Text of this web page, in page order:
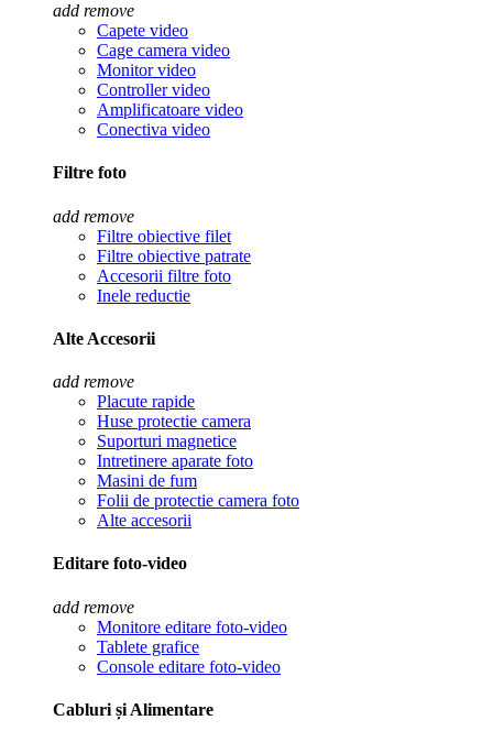
add remove
Capete video
Cage camera video
Monitor video
Controller video
Amplificatoare video
Conectiva video
Filtre foto
add remove
Filtre obiective filet
Filtre obiective patrate
Accesorii filtre foto
Inele reductie
Alte Accesorii
add remove
Placute rapide
Huse protectie camera
Suporturi magnetice
Intretinere aparate foto
Masini de fum
Folii de protectie camera foto
Alte accesorii
Editare foto-video
add remove
Monitore editare foto-video
Tablete grafice
Console editare foto-video
Cabluri și Alimentare